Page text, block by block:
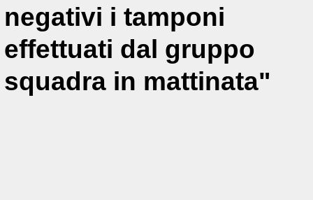
negativi i tamponi
effettuati dal gruppo
squadra in mattinata"